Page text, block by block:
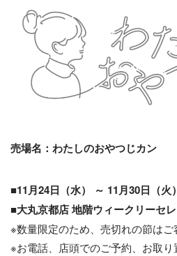
売場名：わたしのおやつじカン
■11月24日（水） ～ 11月30日（火）
■大丸京都店 地階ウィークリーセ
※数量限定のため、売切れの節はご
※お電話、店頭でのご予約、お取り